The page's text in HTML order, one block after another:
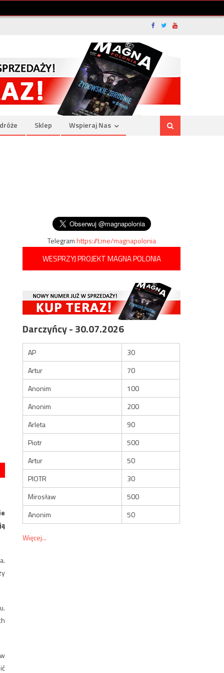
Sklep Wspieraj Nas
Telegramhttps://t.me/magnapolonia
WESPRZYJ PROJEKT MAGNA POLONIA
Darczyńcy - 30.07.2026
AP
30
Artur
70
Anonim
100
Anonim
200
Arleta
90
Piotr
500
Artur
50
PIOTR
30
Mirosław
500
Anonim
50
Więcej...